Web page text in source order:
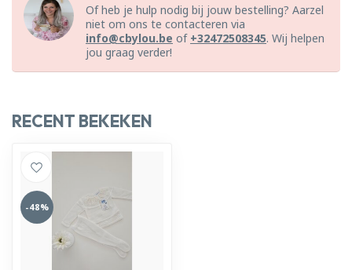
Of heb je hulp nodig bij jouw bestelling? Aarzel
niet om ons te contacteren via
info@cbylou.be of +32472508345. Wij helpen
jou graag verder!
RECENT BEKEKEN
-48%